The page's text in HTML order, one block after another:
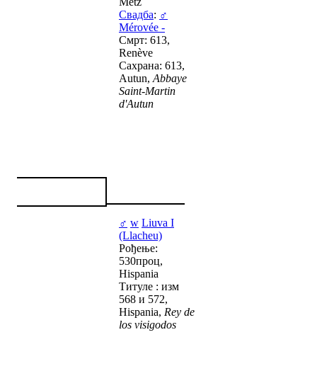
Свадба: ♂
Mérovée -
Смрт: 613,
Renève
Сахрана: 613,
Autun, Abbaye
Saint-Martin
d'Autun
♂ w Liuva I
(Llacheu)
Рођење:
530проц,
Hispania
Титуле : изм
568 и 572,
Hispania, Rey de
los visigodos